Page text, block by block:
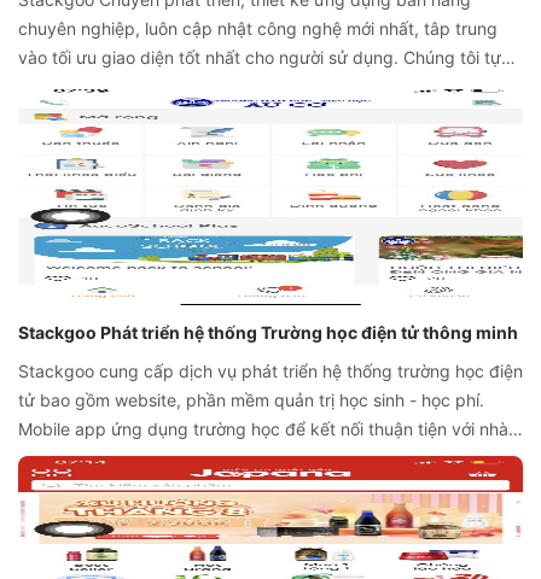
chuyên nghiệp, luôn cập nhật công nghệ mới nhất, tâp trung
vào tối ưu giao diện tốt nhất cho người sử dụng. Chúng tôi tự
hào là nhà cung cấp dịch vụ thiết kế mobile app uy tín, chất
lượng, dịch vụ phục vụ nhiệt tình nhất trên thị trường.
Stackgoo Phát triển hệ thống Trường học điện tử thông minh
Stackgoo cung cấp dịch vụ phát triển hệ thống trường học điện
tử bao gồm website, phần mềm quản trị học sinh - học phí.
Mobile app ứng dụng trường học để kết nối thuận tiện với nhà
Trường và phụ huynh. Hệ thống trường học điện tử thông minh
giúp nhà trường quản lý đơn giản, tinh gọn và hiệu quả nhất với
xu hướng công nghệ mới hiện nay.